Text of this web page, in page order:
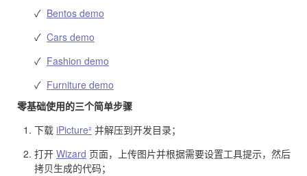
✓ Bentos demo
✓ Cars demo
✓ Fashion demo
✓ Furniture demo
零基础使用的三个简单步骤
下载 iPicture² 并解压到开发目录；
打开 Wizard 页面，上传图片并根据需要设置工具提示，然后
拷贝生成的代码；